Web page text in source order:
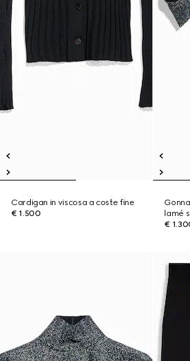
Cardigan in viscosa a coste fine
€ 1.500
lamé
€